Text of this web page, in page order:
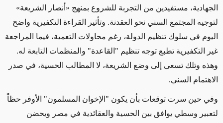
الجهادية، مستفيدين من التجربة للشروع بمنهج «أنصار الشريعة»
لتوجيه المجتمع السني نحو العقدنة. وتأثير القراءة التكفيرية واضح
اليوم في سلوك تنظيم الدولة، رغم محاولات التعمية، فيما المراجعة
غير التكفيرية تطبع توجه تنظيم "القاعدة" والمنظمات التابعة له.
وهذه وتلك تسعى إلى وضع الشريعة، لا المطالب الحسية، في صدر
الاهتمام السني.
وفي حين سرت توقعات بأن يكون "الإخوان المسلمون" الأوفر حظاً
لتعبير وسطي يوافق بين الحسية والعقائدية في مصر ويحضن